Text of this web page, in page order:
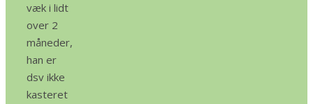
væk i lidt
over 2
måneder,
han er
dsv ikke
kasteret